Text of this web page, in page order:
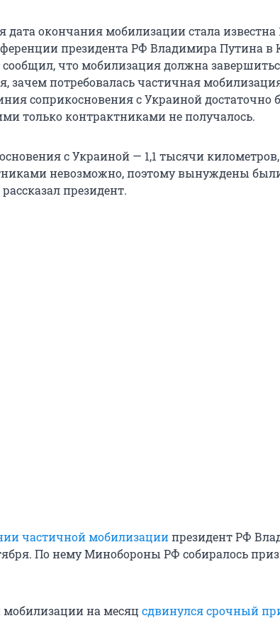
дата окончания мобилизации стала известна
президента РФ Владимира Путина в
сообщил, что мобилизация должна
зачем потребовалась частичная
соприкосновения с Украиной достаточно
только контрактниками не получалось.
с Украиной — 1,1 тысячи километров,
невозможно, поэтому вынуждены
президент.
частичной мобилизациипрезидент РФ
По нему Минобороны РФ собиралось
мобилизации на месяц сдвинулся срочный